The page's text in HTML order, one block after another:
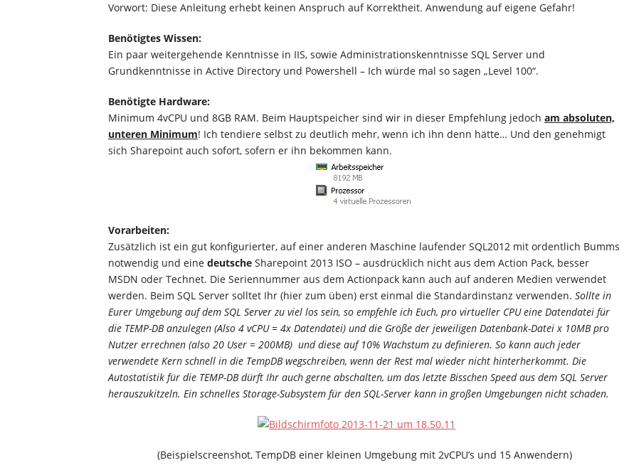
Vorwort: Diese Anleitung erhebt keinen Anspruch auf Korrektheit. Anwendung auf eigene Gefahr!
Benötigtes Wissen:
Ein paar weitergehende Kenntnisse in IIS, sowie Administrationskenntnisse SQL Server und
Grundkenntnisse in Active Directory und Powershell – Ich würde mal so sagen „Level 100“.
Benötigte Hardware:
Minimum 4vCPU und 8GB RAM. Beim Hauptspeicher sind wir in dieser Empfehlung jedoch am absoluten,
unteren Minimum! Ich tendiere selbst zu deutlich mehr, wenn ich ihn denn hätte… Und den genehmigt
sich Sharepoint auch sofort, sofern er ihn bekommen kann.
Vorarbeiten:
Zusätzlich ist ein gut konfigurierter, auf einer anderen Maschine laufender SQL2012 mit ordentlich Bumms
notwendig und eine deutsche Sharepoint 2013 ISO – ausdrücklich nicht aus dem Action Pack, besser
MSDN oder Technet. Die Seriennummer aus dem Actionpack kann auch auf anderen Medien verwendet
werden. Beim SQL Server solltet Ihr (hier zum üben) erst einmal die Standardinstanz verwenden. Sollte in
Eurer Umgebung auf dem SQL Server zu viel los sein, so empfehle ich Euch, pro virtueller CPU eine Datendatei für
die TEMP-DB anzulegen (Also 4 vCPU = 4x Datendatei) und die Größe der jeweiligen Datenbank-Datei x 10MB pro
Nutzer errechnen (also 20 User = 200MB) und diese auf 10% Wachstum zu definieren. So kann auch jeder
verwendete Kern schnell in die TempDB wegschreiben, wenn der Rest mal wieder nicht hinterherkommt. Die
Autostatistik für die TEMP-DB dürft Ihr auch gerne abschalten, um das letzte Bisschen Speed aus dem SQL Server
herauszukitzeln. Ein schnelles Storage-Subsystem für den SQL-Server kann in großen Umgebungen nicht schaden.
(Beispielscreenshot, TempDB einer kleinen Umgebung mit 2vCPU’s und 15 Anwendern)